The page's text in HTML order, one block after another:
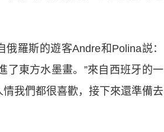
羅斯的遊客Andre和Polina説：
了東方水墨畫。”來自西班牙的一
我們都很喜歡，接下來還準備去